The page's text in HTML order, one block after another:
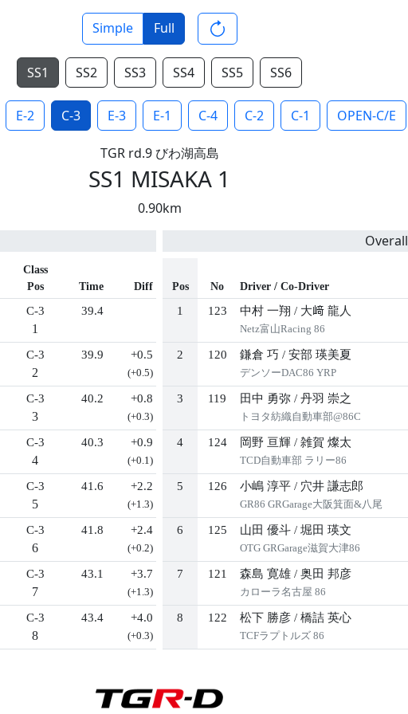
Simple Full
SS1 SS2 SS3 SS4 SS5 SS6
E-2 C-3 E-3 E-1 C-4 C-2 C-1 OPEN-C/E
TGR rd.9 びわ湖高島
SS1 MISAKA 1
0.90km
Class
Pos
Time Diff
C-3
1
39.4
C-3
2
39.9 +0.5
(+0.5)
C-3
3
40.2 +0.8
(+0.3)
C-3
4
40.3 +0.9
(+0.1)
C-3
5
41.6 +2.2
(+1.3)
C-3
6
41.8 +2.4
(+0.2)
C-3
7
43.1 +3.7
(+1.3)
C-3
8
43.4 +4.0
(+0.3)
Overall
Pos No Driver / Co-Driver
1 123 中村 一翔 / 大﨑 龍人
Netz富山Racing 86
2 120 鎌倉 巧 / 安部 瑛美夏
デンソーDAC86 YRP
3 119 田中 勇弥 / 丹羽 崇之
トヨタ紡織自動車部@86C
4 124 岡野 亘輝 / 雑賀 燦太
TCD自動車部 ラリー86
5 126 小嶋 淳平 / 穴井 謙志郎
GR86 GRGarage大阪箕面&八尾
6 125 山田 優斗 / 堀田 瑛文
OTG GRGarage滋賀大津86
7 121 森島 寛雄 / 奥田 邦彦
カローラ名古屋 86
8 122 松下 勝彦 / 橋詰 英心
TCFラプトルズ 86